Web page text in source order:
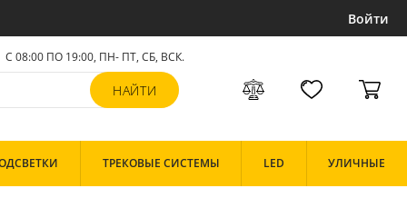
Войти
С 08:00 ПО 19:00, ПН- ПТ,СБ, ВСК.
ТРЕКОВЫЕ СИСТЕМЫ LED УЛИЧНЫЕ